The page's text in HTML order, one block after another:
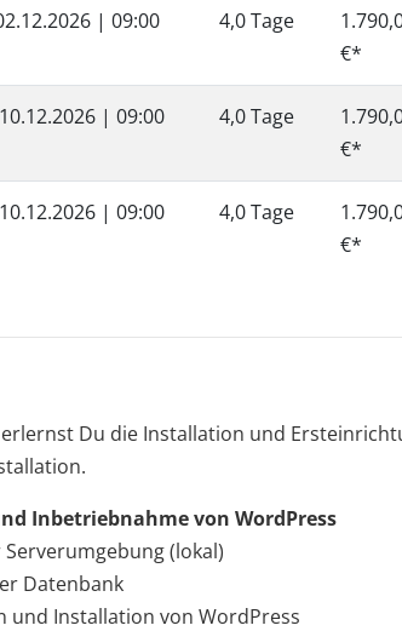
| 09:00 4,0 Tage
€*
10.12.2026 | 09:00 4,0 Tage
€*
10.12.2026 | 09:00 4,0 Tage
€*
Du die Installation und
Inbetriebnahme von WordPress
(lokal)
Datenbank
und Installation von WordPress